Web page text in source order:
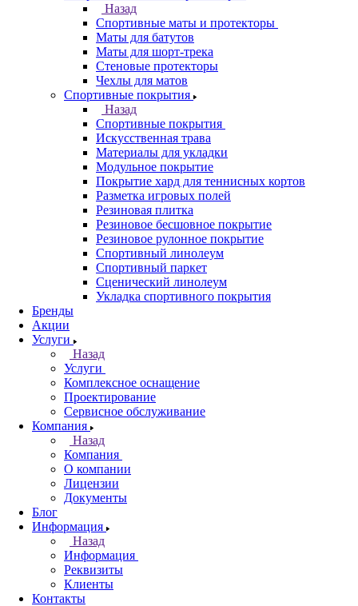
Назад
Спортивные маты и протекторы
Маты для батутов
Маты для шорт-трека
Стеновые протекторы
Чехлы для матов
Спортивные покрытия
Назад
Спортивные покрытия
Искусственная трава
Материалы для укладки
Модульное покрытие
Покрытие хард для теннисных кортов
Разметка игровых полей
Резиновая плитка
Резиновое бесшовное покрытие
Резиновое рулонное покрытие
Спортивный линолеум
Спортивный паркет
Сценический линолеум
Укладка спортивного покрытия
Бренды
Акции
Услуги
Назад
Услуги
Комплексное оснащение
Проектирование
Сервисное обслуживание
Компания
Назад
Компания
О компании
Лицензии
Документы
Блог
Информация
Назад
Информация
Реквизиты
Клиенты
Контакты